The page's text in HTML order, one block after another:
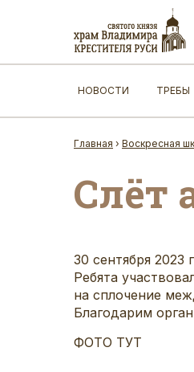
НОВОСТИ ТРЕБЫ
Главная › Воскресная
Слёт
30 сентября
Ребята
на сплочение
Благодарим
ФОТО ТУТ